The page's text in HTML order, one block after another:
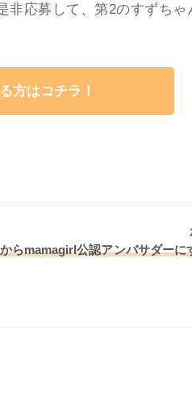
応募して、第2のすずちゃ
方はコチラ！
らmamagirl公認アンバサダーに